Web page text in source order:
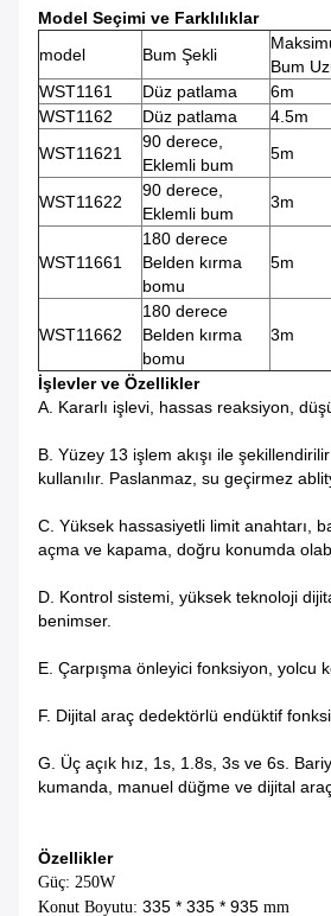
Model Seçimi ve Farklılıklar
model
Bum Şekli
Bum
WST1161
Düz patlama 6m
WST1162
Düz patlama 4.5m
WST11621
90 derece,
Eklemli bum
5m
WST11622
90 derece,
Eklemli bum
3m
WST11661
180 derece
Belden kırma
bomu
5m
WST11662
180 derece
Belden kırma
bomu
3m
İşlevler ve Özellikler
A. Kararlı işlevi, hassas reaksiyon,
B. Yüzey 13 işlem akışı ile
kullanılır. Paslanmaz, su geçirmez
C. Yüksek hassasiyetli limit anahtarı,
açma ve kapama, doğru konumda
D. Kontrol sistemi, yüksek teknoloji
benimser.
E. Çarpışma önleyici fonksiyon, yolcu
F. Dijital araç dedektörlü endüktif
G. Üç açık hız, 1s, 1.8s, 3s ve 6s.
kumanda, manuel düğme ve dijital
Özellikler
Güç: 250W
Konut Boyutu: 335 * 335 * 935 mm